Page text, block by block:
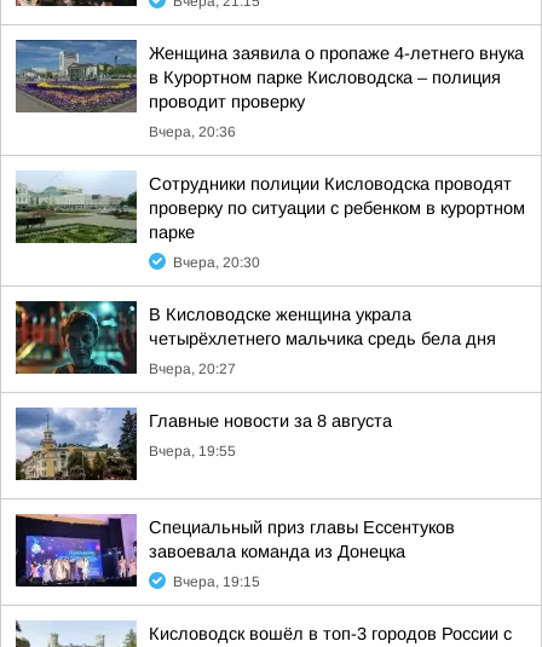
Женщина заявила о пропаже 4-летнего внука
в Курортном парке Кисловодска – полиция
проводит проверку
Вчера, 20:36
Сотрудники полиции Кисловодска проводят
проверку по ситуации с ребенком в курортном
парке
Вчера, 20:30
В Кисловодске женщина украла
четырёхлетнего мальчика средь бела дня
Вчера, 20:27
Главные новости за 8 августа
Вчера, 19:55
Специальный приз главы Ессентуков
завоевала команда из Донецка
Вчера, 19:15
Кисловодск вошёл в топ-3 городов России с